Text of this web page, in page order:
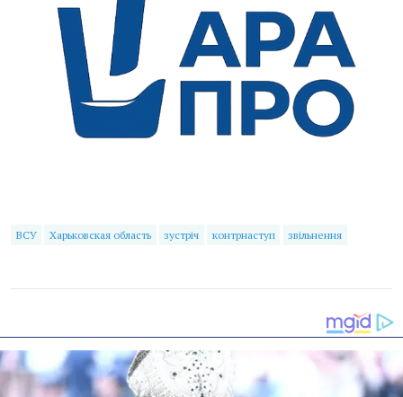
ВСУ Харьковская область зустріч контрнаступ звільнення